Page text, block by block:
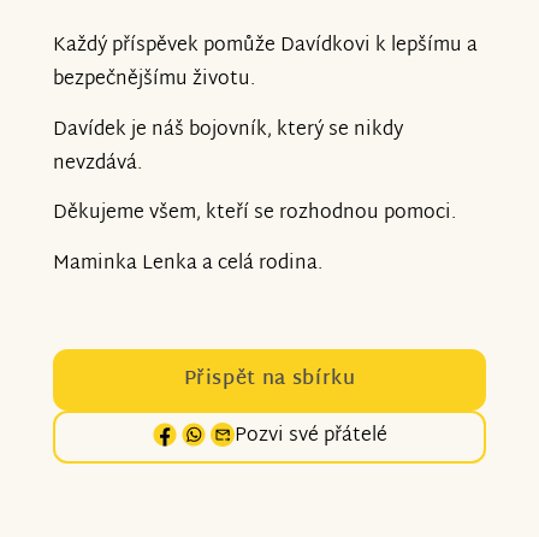
Každý příspěvek pomůže Davídkovi k lepšímu a
bezpečnějšímu životu.
Davídek je náš bojovník, který se nikdy
nevzdává.
Děkujeme všem, kteří se rozhodnou pomoci.
Maminka Lenka a celá rodina.
Přispět na sbírku
Pozvi své přátelé